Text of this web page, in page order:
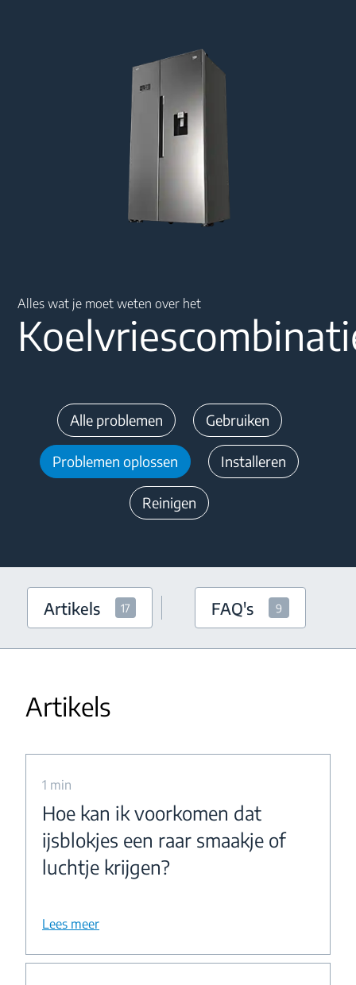
Alles wat je moet weten over het
Alle problemen Gebruiken
Problemen oplossen Installeren
Reinigen
Artikels 17 FAQ's 9
Artikels
1 min
Hoe kan ik voorkomen dat
ijsblokjes een raar smaakje of
luchtje krijgen?
Lees meer